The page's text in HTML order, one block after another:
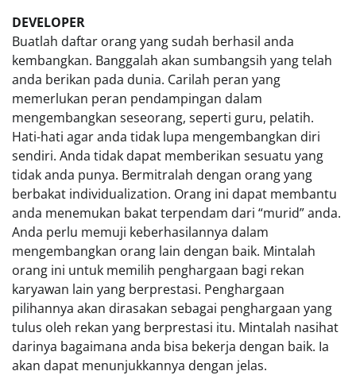
DEVELOPER
Buatlah daftar orang yang sudah berhasil anda
kembangkan. Banggalah akan sumbangsih yang telah
anda berikan pada dunia. Carilah peran yang
memerlukan peran pendampingan dalam
mengembangkan seseorang, seperti guru, pelatih.
Hati-hati agar anda tidak lupa mengembangkan diri
sendiri. Anda tidak dapat memberikan sesuatu yang
tidak anda punya. Bermitralah dengan orang yang
berbakat individualization. Orang ini dapat membantu
anda menemukan bakat terpendam dari “murid” anda.
Anda perlu memuji keberhasilannya dalam
mengembangkan orang lain dengan baik. Mintalah
orang ini untuk memilih penghargaan bagi rekan
karyawan lain yang berprestasi. Penghargaan
pilihannya akan dirasakan sebagai penghargaan yang
tulus oleh rekan yang berprestasi itu. Mintalah nasihat
darinya bagaimana anda bisa bekerja dengan baik. Ia
akan dapat menunjukkannya dengan jelas.